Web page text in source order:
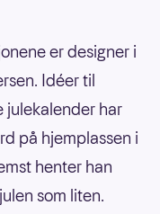
er designer i
Idéer til
julekalender har
på hjemplassen i
henter han
som liten.